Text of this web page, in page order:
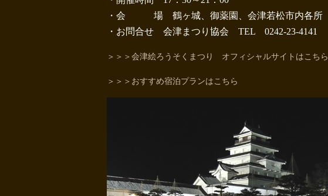
・会 場 鶴ヶ城、御薬園、会津若松市内各所
・お問合せ 会津まつり協会 TEL 0242-23-4141
＞＞＞会津絵ろうそくまつり オフィシャルサイトはこちら
＞＞＞おすすめ宿泊プランはこちら